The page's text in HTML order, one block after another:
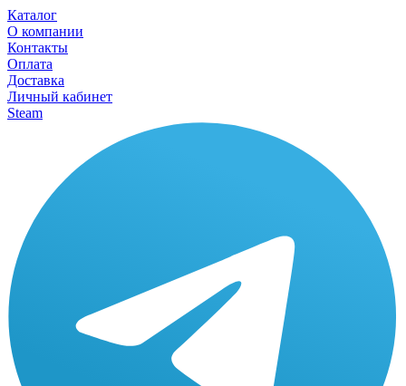
Каталог
О компании
Контакты
Оплата
Доставка
Личный кабинет
Steam